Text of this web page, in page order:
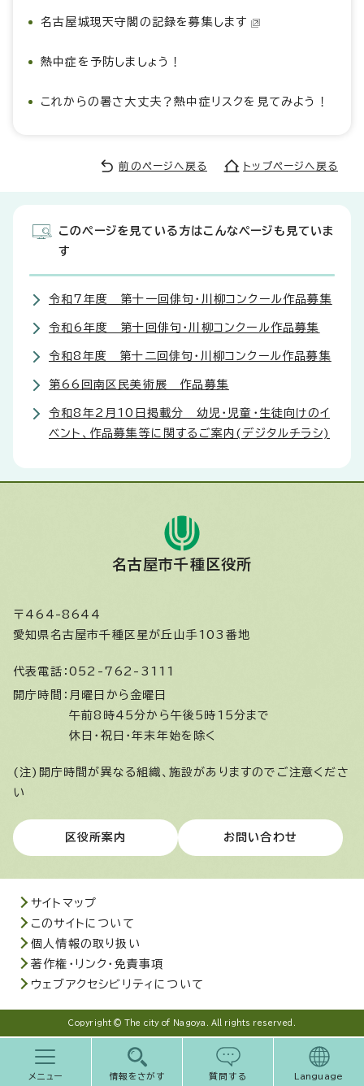
名古屋城現天守閣の記録を募集します
熱中症を予防しましょう！
これからの暑さ大丈夫？熱中症リスクを見てみよう！
前のページへ戻る トップページへ戻る
メニュー 情報をさがす 質問する Language
このページを見ている方はこんなページも見ていま
す
令和7年度 第十一回俳句・川柳コンクール作品募集
令和6年度 第十回俳句・川柳コンクール作品募集
令和8年度 第十二回俳句・川柳コンクール作品募集
第66回南区民美術展 作品募集
令和8年2月10日掲載分 幼児・児童・生徒向けのイ
ベント、作品募集等に関するご案内(デジタルチラシ)
名古屋市千種区役所
〒464-8644
愛知県名古屋市千種区星が丘山手103番地
代表電話： 052-762-3111
開庁時間： 月曜日から金曜日
午前8時45分から午後5時15分まで
休日・祝日・年末年始を除く
(注)開庁時間が異なる組織、施設がありますのでご注意くださ
い
区役所案内 お問い合わせ
サイトマップ
このサイトについて
個人情報の取り扱い
著作権・リンク・免責事項
ウェブアクセシビリティについて
Copyright © The city of Nagoya. All rights reserved.